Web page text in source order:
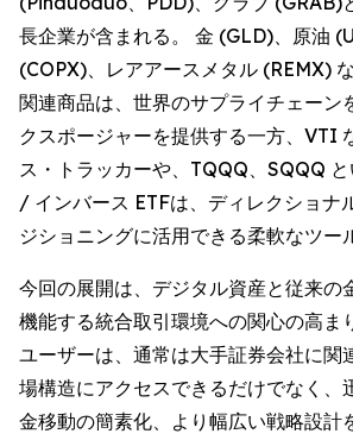
長企業が含まれる。 金 (GLD)、原油
(COPX)、レアアースメタル (REMX)
関連商品は、世界のサプライチェーン
クスポージャーを提供する一方、VTI
ス・トラッカーや、TQQQ、SQQQ
/ インバース ETFは、ディレクショナ
ジショニングに活用できる柔軟なツー
今回の展開は、デジタル資産と従来の
機能する統合取引環境への関心の高ま
ユーザーは、通常は大手証券会社に関
場構造にアクセスできるだけでなく、
金移動の簡素化、より幅広い戦略設計